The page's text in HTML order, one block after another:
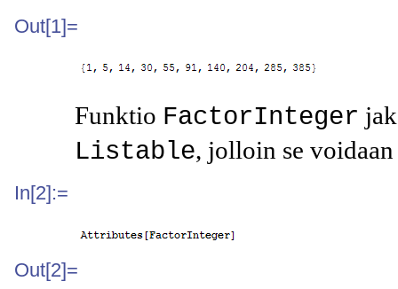
Out[1]=
Funktio FactorInteger
Listable, jolloin se
In[2]:=
Out[2]=